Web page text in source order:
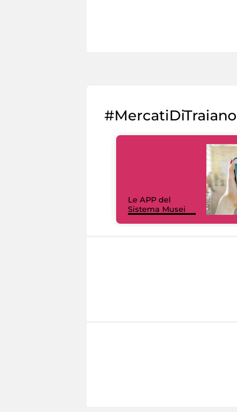
#MercatiDiTraiano
Le APP del
Sistema Musei